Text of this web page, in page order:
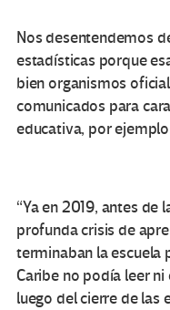
Nos desentendemos
estadísticas porque
bien organismos
comunicados para
educativa, por
“Ya en 2019, antes de
profunda crisis de
terminaban la escuela
Caribe no podía leer
luego del cierre de las